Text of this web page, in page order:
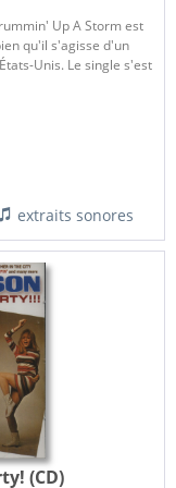
Up A Storm est
qu'il s'agisse d'un
Unis. Le single s'est
extraits sonores
(CD)